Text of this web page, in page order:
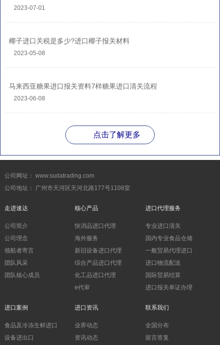
2023-07-01
椰子进口关税是多少?进口椰子报关材料
2023-05-08
马来西亚糖果进口报关资料7样糖果进口清关流程
2023-06-08
点击了解更多
公司网址： www.sudatrading.com
公司地址： 广州市天河区天河北路177号1108室
走进速达
公司简介
公司理念
领航者寄言
团队风采
团队核心成员
核心产品
快消品进口代理
海外服务
新旧设备进口代理
综合产品进口代理
化工品进口代理
e代审
进口代理服务
专业进口清关
国内专业食品仓储
一般贸易代理进口
进口物流配送
国际贸易结算
进口报关单证办理
进口案例
食品及冷冻生鲜进口
设备进出口
进口资讯
业界动态
资讯动态
联系我们
全国分布
留言答复